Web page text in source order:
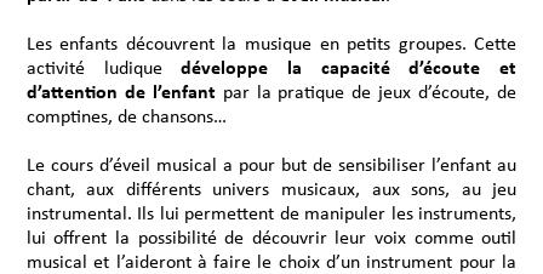
Les enfants découvrent la musique en petits groupes. Cette
activité ludiquedéveloppe la capacité d’écoute et
d’attention de l’enfant par la pratique de jeux d’écoute, de
comptines, de chansons…
Le cours d’éveil musical a pour but de sensibiliser l’enfant au
chant, aux différents univers musicaux, aux sons, au jeu
instrumental. Ils lui permettent de manipuler les instruments,
lui offrent la possibilité de découvrir leur voix comme outil
musical et l’aideront à faire le choix d’un instrument pour la